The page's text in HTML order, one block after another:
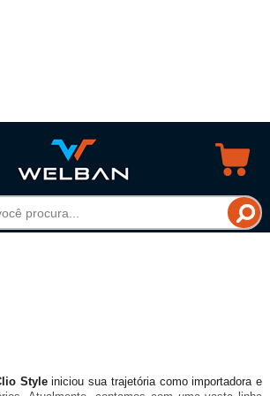
Styleiniciou sua trajetória como importadora e